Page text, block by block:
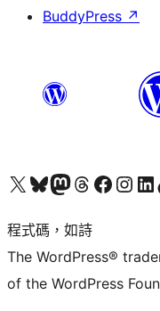
BuddyPress ↗
查看我們的 X (之前的 Twitter) 帳號造訪我們的 Bluesky 帳號造訪我們的 Mastodon 帳號造訪我們的 Threads 帳號 造訪我們的 Facebook 粉絲專頁Visit ourVisit
程式碼，如詩
The WordPress®
of the WordPress